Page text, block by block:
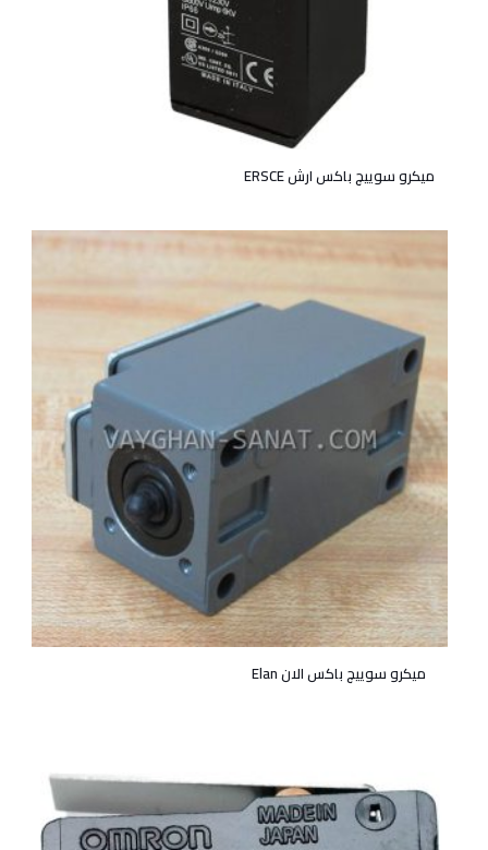
میکرو سوییچ باکس ارش ERSCE
میکرو سوییچ باکس الان Elan